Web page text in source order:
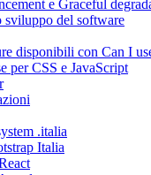
e Graceful
sviluppo del software
disponibili con Can I
per CSS e JavaScript
.italia
Italia